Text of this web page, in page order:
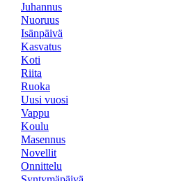
Juhannus
Nuoruus
Isänpäivä
Kasvatus
Koti
Riita
Ruoka
Uusi vuosi
Vappu
Koulu
Masennus
Novellit
Onnittelu